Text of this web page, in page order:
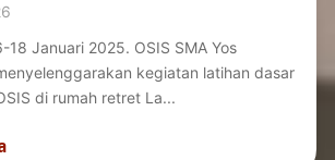
18 Januari 2025. OSIS SMA Yos
kegiatan latihan dasar
di rumah retret La...